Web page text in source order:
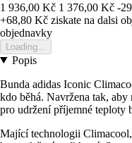
1 936,00 Kč 1 376,00 Kč -
+68,80 Kč ziskate na dalsi
objednavky
Loading...
Popis
Bunda adidas Iconic
kdo běhá. Navržena tak,
pro udržení příjemné teploty
Mající technologii